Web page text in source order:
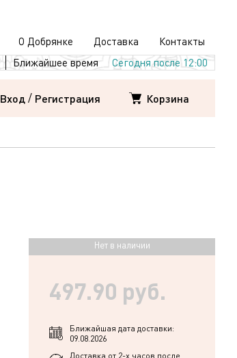
О Добрянке Доставка Контакты
Ближайшее время Сегодня после 12:00
Вход / Регистрация Корзина
Нет в наличии
497.90 руб.
Ближайшая дата доставки:
09.08.2026
Доставка от 2-х часов после